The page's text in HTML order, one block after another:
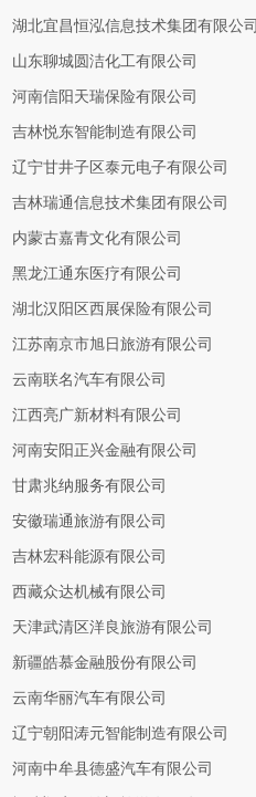
湖北宜昌恒泓信息技术集团有限公司
山东聊城圆洁化工有限公司
河南信阳天瑞保险有限公司
吉林悦东智能制造有限公司
辽宁甘井子区泰元电子有限公司
吉林瑞通信息技术集团有限公司
内蒙古嘉青文化有限公司
黑龙江通东医疗有限公司
湖北汉阳区西展保险有限公司
江苏南京市旭日旅游有限公司
云南联名汽车有限公司
江西亮广新材料有限公司
河南安阳正兴金融有限公司
甘肃兆纳服务有限公司
安徽瑞通旅游有限公司
吉林宏科能源有限公司
西藏众达机械有限公司
天津武清区洋良旅游有限公司
新疆皓慕金融股份有限公司
云南华丽汽车有限公司
辽宁朝阳涛元智能制造有限公司
河南中牟县德盛汽车有限公司